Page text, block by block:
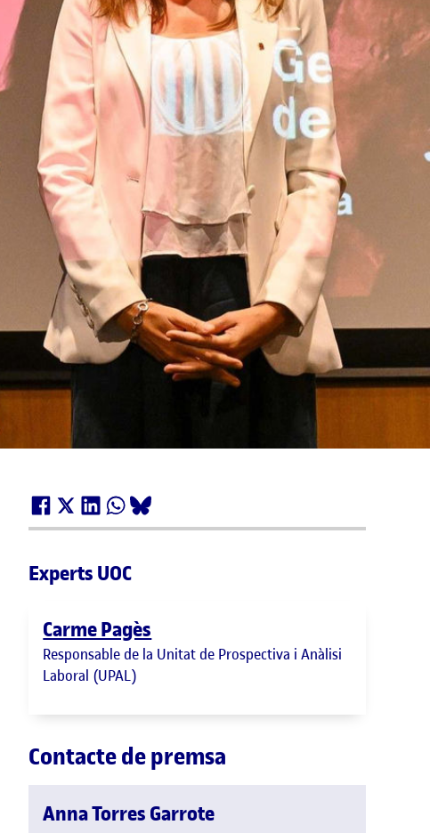
Experts UOC
Carme Pagès
Responsable de la Unitat de Prospectiva i Anàlisi
Laboral (UPAL)
Contacte de premsa
Anna Torres Garrote